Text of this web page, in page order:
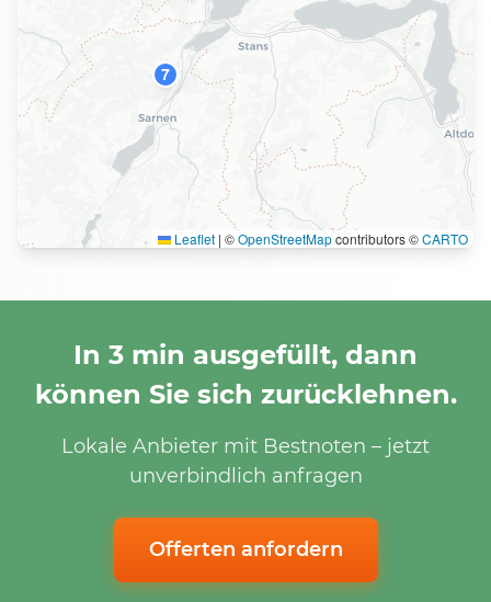
7
Leaflet | ©OpenStreetMapcontributors ©CARTO
In 3 min ausgefüllt, dann
können Sie sich zurücklehnen.
Lokale Anbieter mit Bestnoten – jetzt
unverbindlich anfragen
Offerten anfordern